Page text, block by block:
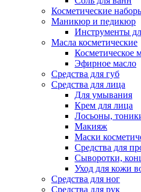
Косметические
Маникюр и педикюр
Инструменты
Масла косметические
Косметическое
Эфирное масло
Средства для губ
Средства для лица
Для умывания
Крем для лица
Лосьоны,
Макияж
Маски
Средства для
Сыворотки,
Уход для кожи
Средства для ног
Средства для рук